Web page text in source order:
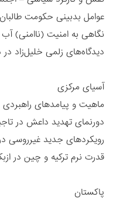
عوامل بدبینی حکومت
نگاهی به امنیت (ناامنی) آب
دیدگاه‌های زلمی خلیل‌زاد
آسیای مرکزی
ماهیت و پیامدهای
دورنمای تهدید داعش در
رویکردهای جدید غیرروسی
قدرت نرم ترکیه و چین در
پاکستان